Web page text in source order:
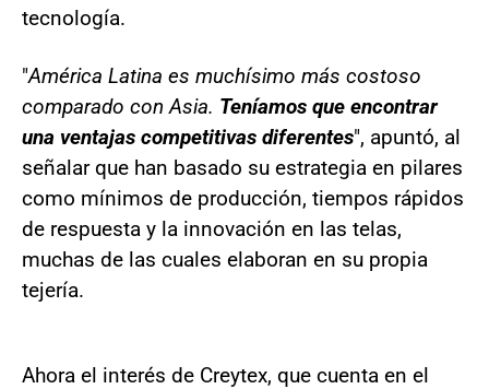
tecnología.
"América Latina es muchísimo más costoso
comparado con Asia. Teníamos que encontrar
una ventajas competitivas diferentes", apuntó, al
señalar que han basado su estrategia en pilares
como mínimos de producción, tiempos rápidos
de respuesta y la innovación en las telas,
muchas de las cuales elaboran en su propia
tejería.
Ahora el interés de Creytex, que cuenta en el